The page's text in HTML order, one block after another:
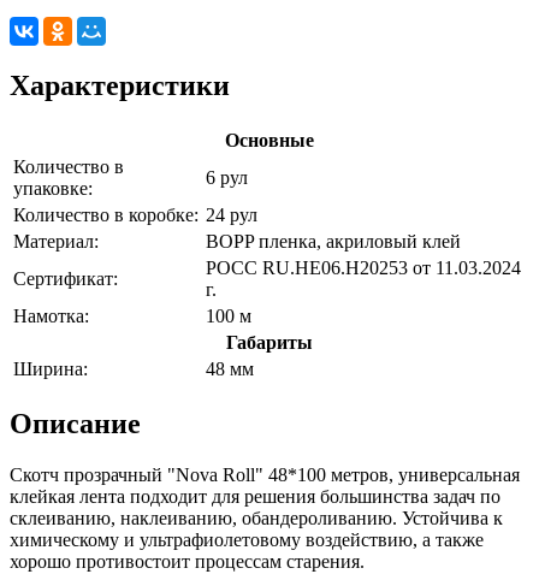
Характеристики
Основные
Количество в
упаковке:
6 рул
Количество в коробке: 24 рул
Материал:
BOPP пленка, акриловый клей
Сертификат:
РОСС RU.НЕ06.Н20253 от 11.03.2024
г.
Намотка:
100 м
Габариты
Ширина:
48 мм
Описание
Скотч прозрачный "Nova Roll" 48*100 метров, универсальная
клейкая лента подходит для решения большинства задач по
склеиванию, наклеиванию, обандероливанию. Устойчива к
химическому и ультрафиолетовому воздействию, а также
хорошо противостоит процессам старения.